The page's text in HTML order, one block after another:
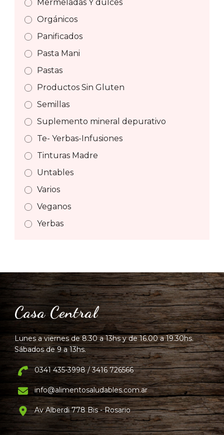
Mermeladas Y dulces
Orgánicos
Panificados
Pasta Mani
Pastas
Productos Sin Gluten
Semillas
Suplemento mineral depurativo
Te- Yerbas-Infusiones
Tinturas Madre
Untables
Varios
Veganos
Yerbas
Casa Central
Lunes a viernes de 8.30 a 13hs y de 16.00 a 19.30hs.
Sábados de 9 a 13hs.
0341 435-3998 / 3416 726566
info@alimentosaludables.com.ar
Av Alberdi 778 Bis - Rosario